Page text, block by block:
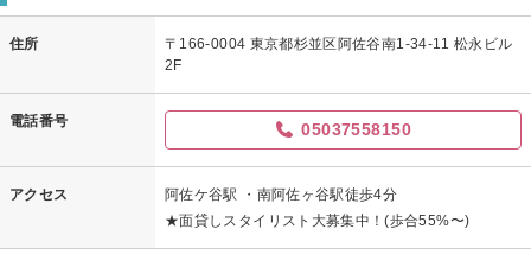
住所
〒166-0004 東京都杉並区阿佐谷南1-34-11 松永ビル
2F
電話番号 05037558150
アクセス
阿佐ケ谷駅 ・南阿佐ヶ谷駅徒歩4分
★面貸しスタイリスト大募集中！(歩合55%〜)